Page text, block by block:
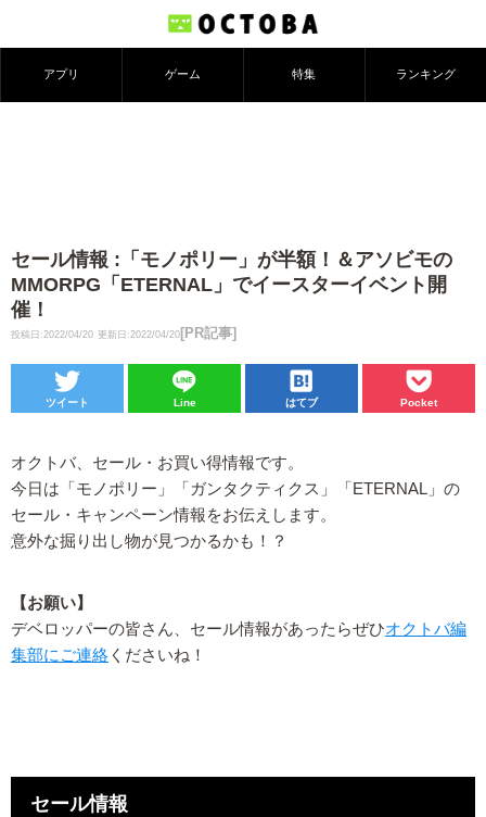
アプリ ゲーム 特集 ランキング
セール情報 :「モノポリー」が半額！＆アソビモの
MMORPG「ETERNAL」でイースターイベント開
催！
投稿日:2022/04/20 更新日:2022/04/20 [PR記事]
ツイート Line はてブ Pocket
オクトバ、セール・お買い得情報です。
今日は「モノポリー」「ガンタクティクス」「ETERNAL」の
セール・キャンペーン情報をお伝えします。
意外な掘り出し物が見つかるかも！？
【お願い】
デベロッパーの皆さん、セール情報があったらぜひオクトバ編
集部にご連絡 くださいね！
セール情報